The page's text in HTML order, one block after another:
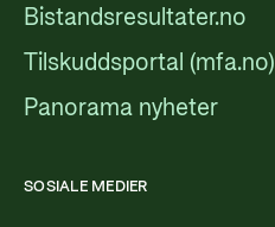
Bistandsresultater.no
Tilskuddsportal (mfa.no)
Panorama nyheter
SOSIALE MEDIER